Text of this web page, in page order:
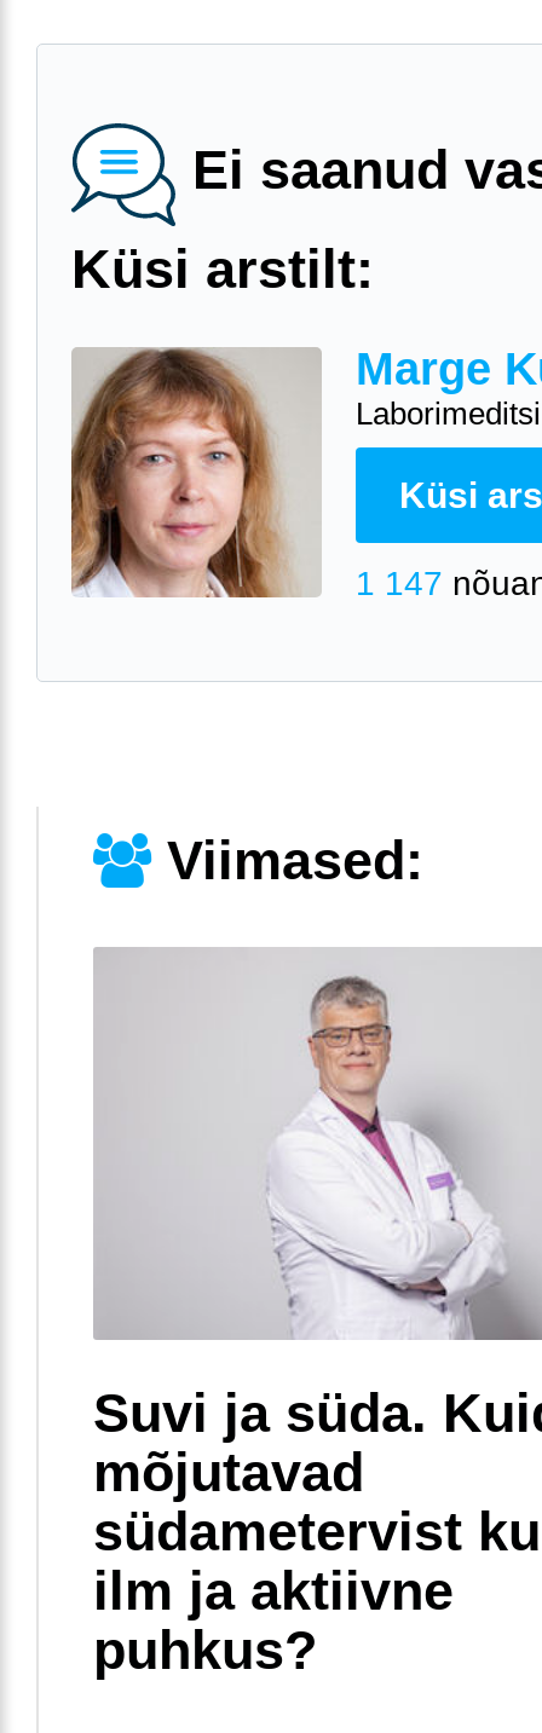
Ei saanud
Küsi arstilt:
Marge
Küsi
1 147
Viimased:
Suvi ja süda.
mõjutavad
südametervist
ilm ja aktiivne
puhkus?